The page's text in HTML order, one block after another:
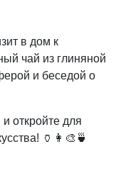
в дом к
чай из глиняной
и беседой о
откройте для
🏺👩‍🎨🍵